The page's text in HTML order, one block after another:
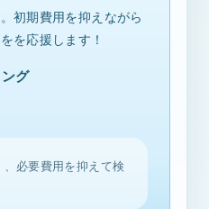
初期費用を抑えながら
を応援します！
グ
必要費用を抑えて検